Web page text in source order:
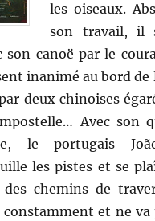
les oiseaux.
son travail, il
son canoë par le
inanimé au bord de
deux chinoises
Avec son
le portugais
les pistes et se
chemins de
et ne va